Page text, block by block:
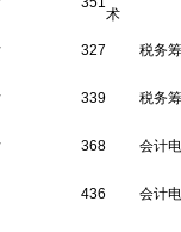
术
327 税务
339 税务
368 会计
436 会计